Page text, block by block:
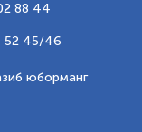
88 44
52 45/46
юборманг